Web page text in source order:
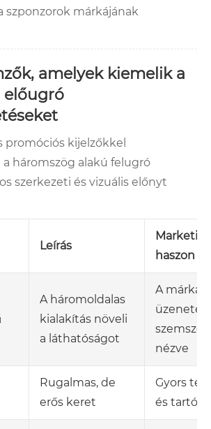
szponzorok márkájának
amelyek kiemelik a
előugró
promóciós kijelzőkkel
a háromszög alakú felugró
szerkezeti és vizuális előnyt
Leírás
haszon
A háromoldalas
kialakítás növeli
a láthatóságot
A márka
üzenete
nézve
Rugalmas, de
erős keret
Gyors
és